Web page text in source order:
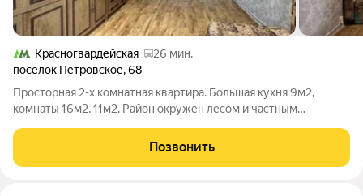
Красногвардейская
26 мин.
посёлок Петровское,68
Просторная 2-х комнатная квартира. Большая кухня 9м2,
комнаты 16м2, 11м2. Район окружен лесом и частным
горячая вода. Тишина и чистый воздух. В 100 метрах от дома
пруды и стадион. Есть дет сад
Позвонить